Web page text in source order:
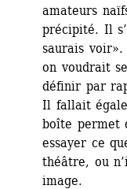
amateurs
précipité. Il
saurais
on voudrait
définir par
Il fallait
boîte permet
essayer ce
théâtre, ou
image.